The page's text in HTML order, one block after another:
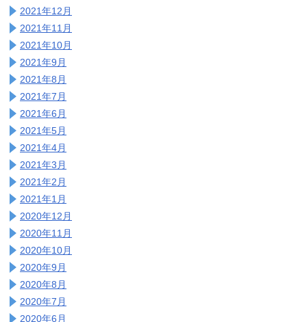
2021年12月
2021年11月
2021年10月
2021年9月
2021年8月
2021年7月
2021年6月
2021年5月
2021年4月
2021年3月
2021年2月
2021年1月
2020年12月
2020年11月
2020年10月
2020年9月
2020年8月
2020年7月
2020年6月